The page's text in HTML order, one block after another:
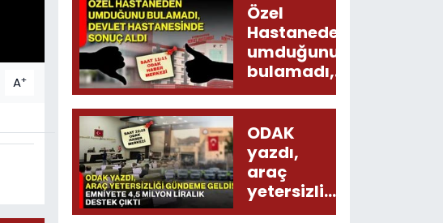
A+
Özel
Hastaneden
umduğunu
bulamadı,
Devlet
Hastanesinde
sonuç aldı
ODAK
yazdı,
araç
yetersizliği
gündeme